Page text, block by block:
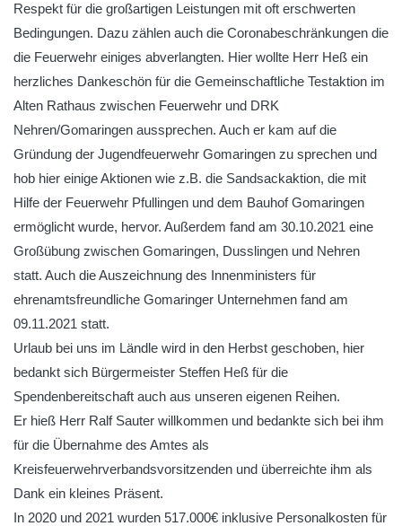
Respekt für die großartigen Leistungen mit oft erschwerten
Bedingungen. Dazu zählen auch die Coronabeschränkungen die
die Feuerwehr einiges abverlangten. Hier wollte Herr Heß ein
herzliches Dankeschön für die Gemeinschaftliche Testaktion im
Alten Rathaus zwischen Feuerwehr und DRK
Nehren/Gomaringen aussprechen. Auch er kam auf die
Gründung der Jugendfeuerwehr Gomaringen zu sprechen und
hob hier einige Aktionen wie z.B. die Sandsackaktion, die mit
Hilfe der Feuerwehr Pfullingen und dem Bauhof Gomaringen
ermöglicht wurde, hervor. Außerdem fand am 30.10.2021 eine
Großübung zwischen Gomaringen, Dusslingen und Nehren
statt. Auch die Auszeichnung des Innenministers für
ehrenamtsfreundliche Gomaringer Unternehmen fand am
09.11.2021 statt.
Urlaub bei uns im Ländle wird in den Herbst geschoben, hier
bedankt sich Bürgermeister Steffen Heß für die
Spendenbereitschaft auch aus unseren eigenen Reihen.
Er hieß Herr Ralf Sauter willkommen und bedankte sich bei ihm
für die Übernahme des Amtes als
Kreisfeuerwehrverbandsvorsitzenden und überreichte ihm als
Dank ein kleines Präsent.
In 2020 und 2021 wurden 517.000€ inklusive Personalkosten für